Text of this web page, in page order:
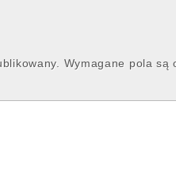
Wymagane pola są